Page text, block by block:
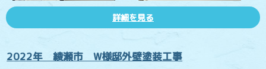
詳細を見る
2022年 綾瀬市 W様邸外壁塗装工事